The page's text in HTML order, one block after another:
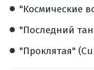
"Космические
"Последний
"Проклятая"